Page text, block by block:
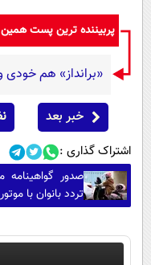
پربیننده ترین پست
«برانداز» هم خودی
خبر بعد
اشتراک گذاری :
صدور گواهینامه
تردد بانوان با